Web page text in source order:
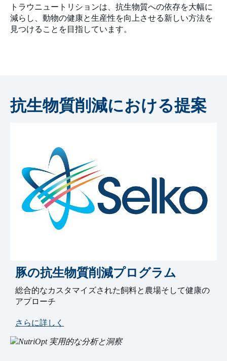
トラウニュートリションは、抗生物質への依存を大幅に
減らし、動物の健康と生産性を向上させる新しい方法を
見つけることを目指しています。
抗生物質削減における提案
豚の抗生物質削減プログラム
総合的なカスタマイズされた飼料と農場そして健康の
アプローチ
さらに詳しく